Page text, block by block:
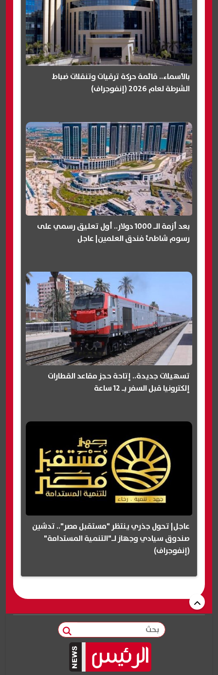
بالأسماء.. قائمة حركة ترقيات وتنقلات ضباط
الشرطة لعام 2026 (إنفوجراف)
بعد أزمة الـ 1000 دولار.. أول تعليق رسمي على
رسوم شاطئ فندق العلمين| عاجل
تسهيلات جديدة.. إتاحة حجز مقاعد القطارات
إلكترونيا قبل السفر بـ 12 ساعة
عاجل| تحول جذري ينتظر "مستقبل مصر".. تدشين
صندوق سيادي وجهاز لـ"التنمية المستدامة"
(إنفوجراف)
بحث